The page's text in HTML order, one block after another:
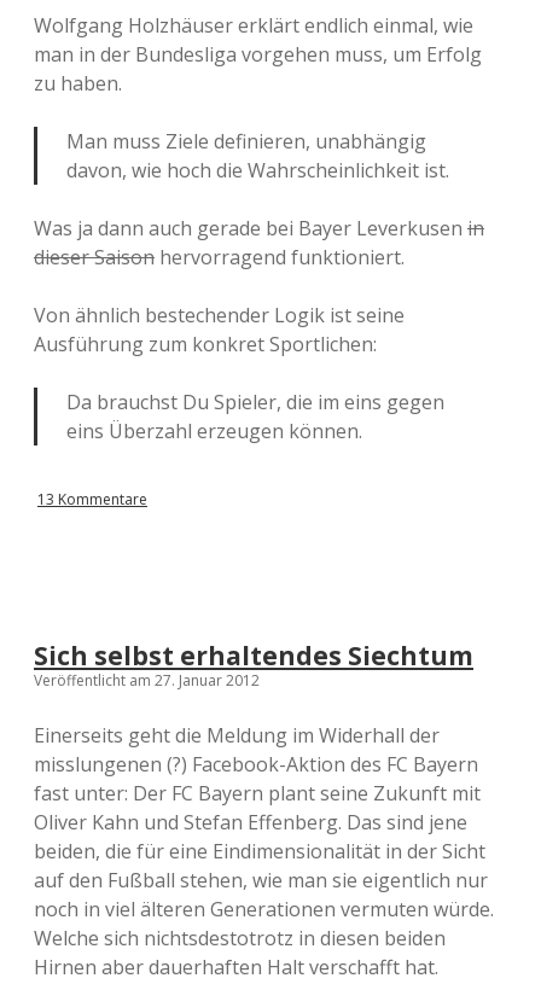
Wolfgang Holzhäuser erklärt endlich einmal, wie
man in der Bundesliga vorgehen muss, um Erfolg
zu haben.
Man muss Ziele definieren, unabhängig
davon, wie hoch die Wahrscheinlichkeit ist.
Was ja dann auch gerade bei Bayer Leverkusen in
dieser Saison hervorragend funktioniert.
Von ähnlich bestechender Logik ist seine
Ausführung zum konkret Sportlichen:
Da brauchst Du Spieler, die im eins gegen
eins Überzahl erzeugen können.
13 Kommentare
Sich selbst erhaltendes Siechtum
Veröffentlicht am 27. Januar 2012
Einerseits geht die Meldung im Widerhall der
misslungenen (?) Facebook-Aktion des FC Bayern
fast unter: Der FC Bayern plant seine Zukunft mit
Oliver Kahn und Stefan Effenberg. Das sind jene
beiden, die für eine Eindimensionalität in der Sicht
auf den Fußball stehen, wie man sie eigentlich nur
noch in viel älteren Generationen vermuten würde.
Welche sich nichtsdestotrotz in diesen beiden
Hirnen aber dauerhaften Halt verschafft hat.